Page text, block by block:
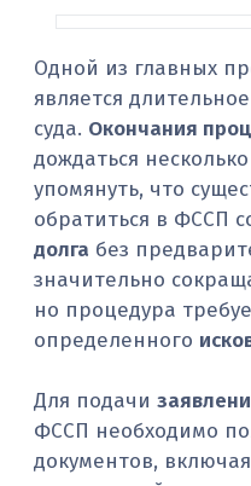
Одной из главных
является
суда. Окончания
дождаться
упомянуть, что
обратиться в ФССП
долга без
значительно
но процедура
определенного
Для подачи
ФССП необходимо
документов, включая